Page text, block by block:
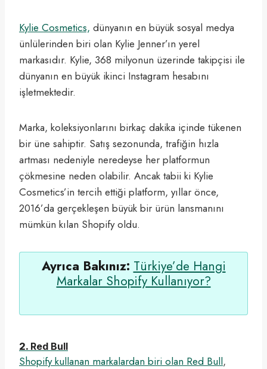
Kylie Cosmetics, dünyanın en büyük sosyal medya
ünlülerinden biri olan Kylie Jenner’ın yerel
markasıdır. Kylie, 368 milyonun üzerinde takipçisi ile
dünyanın en büyük ikinci Instagram hesabını
işletmektedir.
Marka, koleksiyonlarını birkaç dakika içinde tükenen
bir üne sahiptir. Satış sezonunda, trafiğin hızla
artması nedeniyle neredeyse her platformun
çökmesine neden olabilir. Ancak tabii ki Kylie
Cosmetics’in tercih ettiği platform, yıllar önce,
2016’da gerçekleşen büyük bir ürün lansmanını
mümkün kılan Shopify oldu.
Ayrıca Bakınız: Türkiye’de Hangi
Markalar Shopify Kullanıyor?
2. Red Bull
Shopify kullanan markalardan biri olan Red Bull,